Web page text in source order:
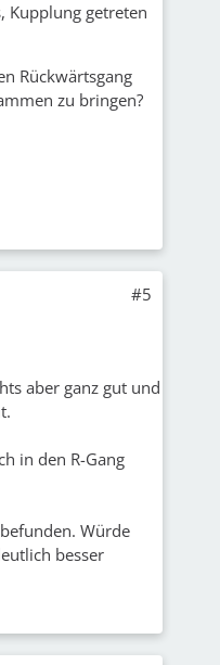
Kupplung getreten
Rückwärtsgang
zu bringen?
#5
aber ganz gut und
in den R-Gang
Würde
besser